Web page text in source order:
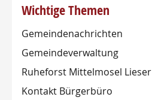
Wichtige Themen
Gemeindenachrichten
Gemeindeverwaltung
Ruheforst Mittelmosel Lieser
Kontakt Bürgerbüro